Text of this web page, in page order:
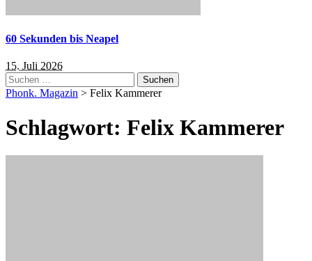
60 Sekunden bis Neapel
15. Juli 2026
Suchen
nach:
Phonk. Magazin > Felix Kammerer
Schlagwort: Felix Kammerer